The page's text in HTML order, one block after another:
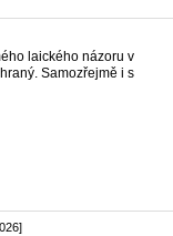
laického názoru v
Samozřejmě i s